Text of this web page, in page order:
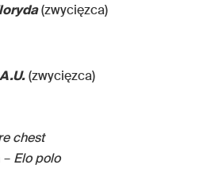
(zwycięzca)
(zwycięzca)
chest
– Elo polo